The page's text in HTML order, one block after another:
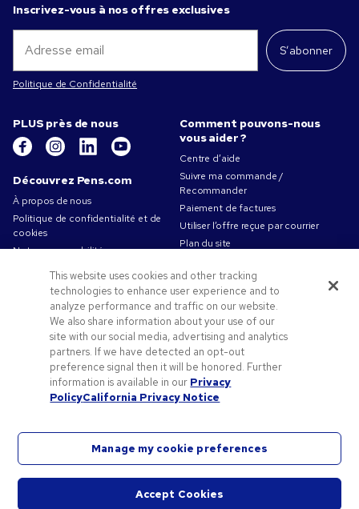
Inscrivez-vous à nos offres exclusives
S’abonner
Politique de Confidentialité
PLUS près de nous
Découvrez Pens.com
À propos de nous
Politique de confidentialité et de
cookies
Notre responsabilité
Conditions d'utilisation
Conditions générales de vente
Travailler chez Pens.com
Offres et ressources
Objets publicitaires
Codes promo & coupons
Conseils de création
Comment pouvons-nous
vous aider ?
Centre d’aide
Suivre ma commande /
Recommander
Paiement de factures
Utiliser l’offre reçue par courrier
Plan du site
©2026 National Pen Company. Tous droits réservés. Pens.com et son logo sont des marques
déposées de National Pen Company. Toutes les autres marques appartiennent à leurs
This website uses cookies and other tracking
technologies to enhance user experience and to
analyze performance and traffic on our website.
We also share information about your use of our
site with our social media, advertising and analytics
partners. If we have detected an opt-out
preference signal then it will be honored. Further
information is available in our Privacy
PolicyCalifornia Privacy Notice
Manage my cookie preferences
Accept Cookies